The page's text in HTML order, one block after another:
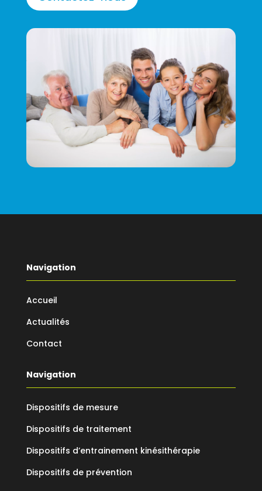
Navigation
Accueil
Actualités
Contact
Navigation
Dispositifs de mesure
Dispositifs de traitement
Dispositifs d’entrainement kinésithérapie
Dispositifs de prévention